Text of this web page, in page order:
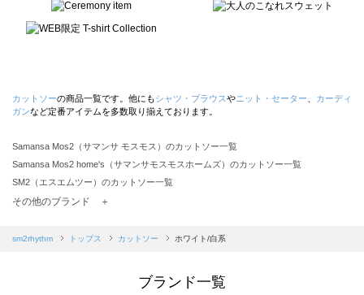
カットソーの商品一覧です。他にもシャツ・ブラウスやニット・セーター
カーディ
ガンなど定番アイテムを多数取り揃えております。
Samansa Mos2（サマンサ モスモス）のカットソー一覧
Samansa Mos2 home's（サマンサモスモスホームズ）のカットソー一覧
SM2（エスエムツー）のカットソー一覧
TSUHARU by Samansa Mos2（ツハルバイサマンサモスモス）のカットソー一覧
Samansa Mos2 blue（サマンサモスモス ブルー）のカットソー一覧
sō4ū（ソウフォーユー）のカットソー一覧
その他のブランド ＋
sm2rhythm トップス カットソー ホワイト/白系
ブランド一覧